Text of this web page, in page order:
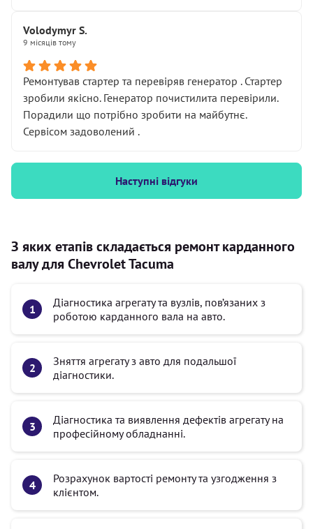
Volodymyr S.
9 місяців тому
Ремонтував стартер та перевіряв генератор . Стартер
зробили якісно. Генератор почистилита перевірили.
Порадили що потрібно зробити на майбутнє.
Сервісом задоволений .
Наступні відгуки
З яких етапів складається ремонт карданного
валу для Chevrolet Tacuma
Діагностика агрегату та вузлів, пов’язаних з
роботою карданного вала на авто.
Зняття агрегату з авто для подальшої
діагностики.
Діагностика та виявлення дефектів агрегату на
професійному обладнанні.
Розрахунок вартості ремонту та узгодження з
клієнтом.